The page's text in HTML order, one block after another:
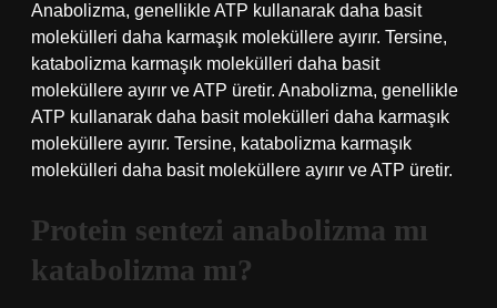
Anabolizma, genellikle ATP kullanarak daha basit
molekülleri daha karmaşık moleküllere ayırır. Tersine,
katabolizma karmaşık molekülleri daha basit
moleküllere ayırır ve ATP üretir. Anabolizma, genellikle
ATP kullanarak daha basit molekülleri daha karmaşık
moleküllere ayırır. Tersine, katabolizma karmaşık
molekülleri daha basit moleküllere ayırır ve ATP üretir.
Protein sentezi anabolizma mı
katabolizma mı?